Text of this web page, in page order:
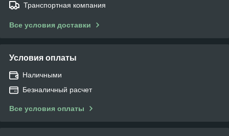
Транспортная компания
Все условия доставки
Условия оплаты
Наличными
Безналичный расчет
Все условия оплаты